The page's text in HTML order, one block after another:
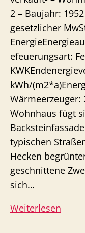
2 – Baujahr:
gesetzlicher
efeuerungsart:
kWh/
Wärmeerzeuger:
Wohnhaus fügt
typischen
Hecken
geschnittene
sich…
Weiterlesen